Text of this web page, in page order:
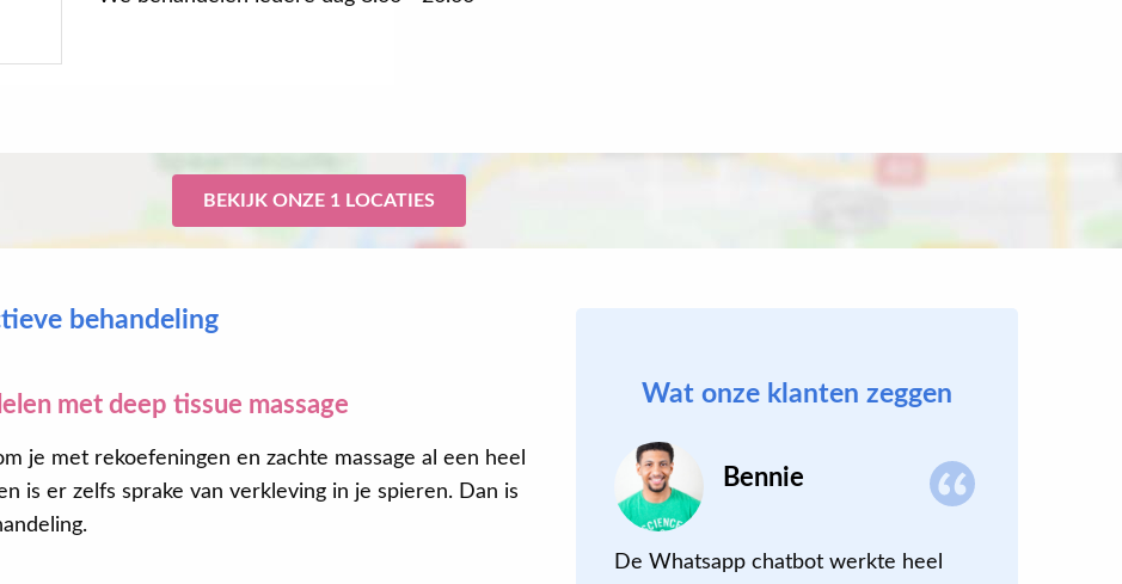
BEKIJK ONZE 1 LOCATIES
behandeling
met deep tissue massage
je met rekoefeningen en zachte massage al een heel
is er zelfs sprake van verkleving in je spieren. Dan is
Wat onze klanten zeggen
Eva Bennie
De Whatsapp chatbot werkte heel